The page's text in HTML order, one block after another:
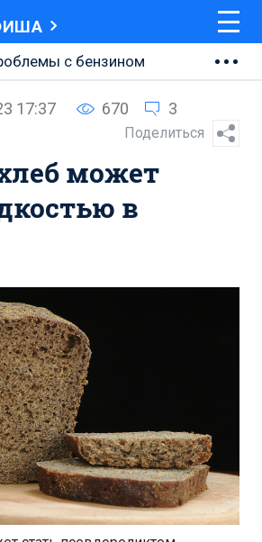
с бензином
площади
шоссе
17:37 670 3
Поделиться
может
в